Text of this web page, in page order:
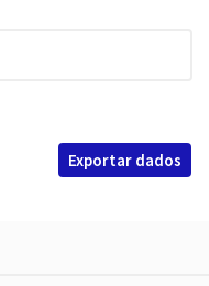
Exportar dados